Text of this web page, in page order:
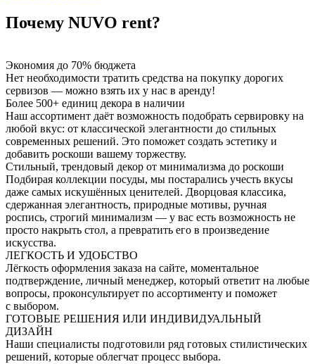
Почему NUVO rent?
Экономия до 70% бюджета
Нет необходимости тратить средства на покупку дорогих
сервизов — можно взять их у нас в аренду!
Более 500+ единиц декора в наличии
Наш ассортимент даёт возможность подобрать сервировку на
любой вкус: от классической элегантности до стильных
современных решений. Это поможет создать эстетику и
добавить роскоши вашему торжеству.
Стильный, трендовый декор от минимализма до роскоши
Подбирая коллекции посуды, мы постарались учесть вкусы
даже самых искушённых ценителей. Дворцовая классика,
сдержанная элегантность, природные мотивы, ручная
роспись, строгий минимализм — у вас есть возможность не
просто накрыть стол, а превратить его в произведение
искусства.
ЛЕГКОСТЬ И УДОБСТВО
Лёгкость оформления заказа на сайте, моментальное
подтверждение, личный менеджер, который ответит на любые
вопросы, проконсультирует по ассортименту и поможет
с выбором.
ГОТОВЫЕ РЕШЕНИЯ ИЛИ ИНДИВИДУАЛЬНЫЙ
ДИЗАЙН
Наши специалисты подготовили ряд готовых стилистических
решений, которые облегчат процесс выбора.